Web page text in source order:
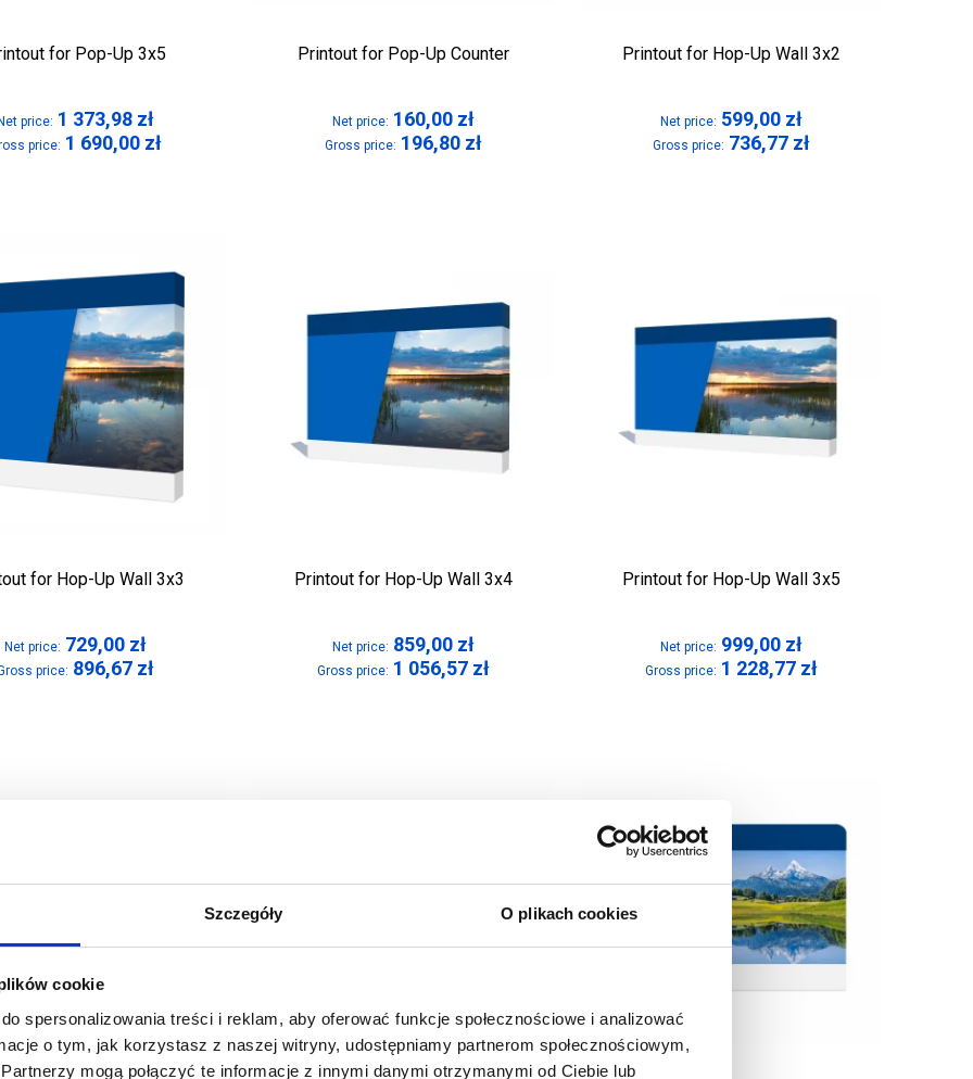
Szczegóły O plikach cookies
cookie
spersonalizowania treści i reklam, aby oferować funkcje społecznościowe i analizować
o tym, jak korzystasz z naszej witryny, udostępniamy partnerom społecznościowym,
mogą połączyć te informacje z innymi danymi otrzymanymi od Ciebie lub
for Pop-Up 3x5
price: 1 373,98 zł
price: 1 690,00 zł
Printout for Pop-Up Counter
Net price: 160,00 zł
Gross price: 196,80 zł
Printout for Hop-Up Wall 3x2
Net price: 599,00 zł
Gross price: 736,77 zł
for Hop-Up Wall 3x3
Net price: 729,00 zł
price: 896,67 zł
Printout for Hop-Up Wall 3x4
Net price: 859,00 zł
Gross price: 1 056,57 zł
Printout for Hop-Up Wall 3x5
Net price: 999,00 zł
Gross price: 1 228,77 zł